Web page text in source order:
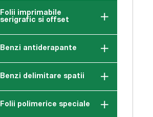
Folii imprimabile
serigrafic si offset
Benzi antiderapante
Benzi delimitare spatii
Folii polimerice speciale